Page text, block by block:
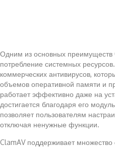
Одним из основных преимуществ
потребление системных
коммерческих антивирусов,
объемов оперативной памяти и
работает эффективно даже на
достигается благодаря его
позволяет пользователям
отключая ненужные функции.
ClamAV поддерживает